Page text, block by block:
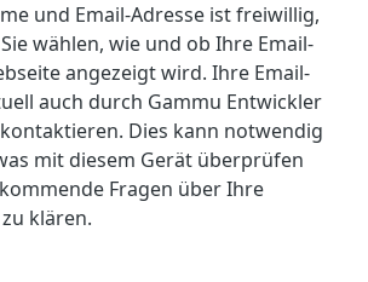
und Email-Adresse ist freiwillig,
wählen, wie und ob Ihre Email-
angezeigt wird. Ihre Email-
auch durch Gammu Entwickler
Dies kann notwendig
mit diesem Gerät überprüfen
Fragen über Ihre
klären.